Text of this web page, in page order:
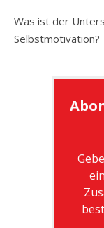
Was ist der
Selbstmotivation?